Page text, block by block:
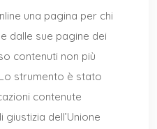
una pagina per chi
dalle sue pagine dei
contenuti non più
strumento è stato
contenute
dell’Unione